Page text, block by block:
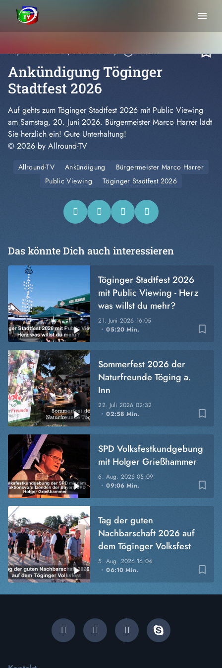
menu
Fr., 19.06.2026, 09:45 Uhr / play_circle_outline01:24 bookmark_border
Ankündigung Töginger
Stadtfest 2026
Auf gehts zum Töginger Stadtfest 2026 mit Public Viewing
am Samstag, 20. Juni 2026. Bürgermeister Marco Harrer lädt
Sie herzlich ein! Gute Unterhaltung!
© 2026 by Allround-TV
Allround-TV Ankündigung
Bürgermeister Marco Harrer
Public Viewing
Töginger Stadtfest 2026
Das könnte Dich auch interessieren
bookmark_border
21. Juni 2026 16:05
05:20 Min.
Töginger Stadtfest 2026
mit Public Viewing - Herz
was willst du mehr?
bookmark_border
22. Juli 2026 02:32
02:58 Min.
Sommerfest 2026 der
Naturfreunde Töging a.
Inn
bookmark_border
6. Aug. 202605:09
09:06 Min.
SPD Volksfestkundgebung
mit Holger Grießhammer
bookmark_border
5. Aug. 2026 16:04
06:10 Min.
Tag der guten
Nachbarschaft 2026 auf
dem Töginger Volksfest